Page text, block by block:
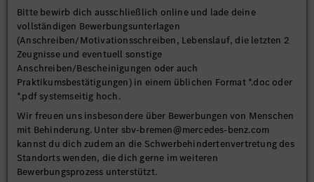
Bitte bewirb dich ausschließlich online und lade deine
vollständigen Bewerbungsunterlagen
(Anschreiben/Motivationsschreiben, Lebenslauf, die letzten 2
Zeugnisse und eventuell sonstige
Anschreiben/Bescheinigungen oder auch
Praktikumsbestätigungen) in einem üblichen Format *.doc oder
*.pdf systemseitig hoch.
Wir freuen uns insbesondere über Bewerbungen von Menschen
mit Behinderung. Unter sbv-bremen@mercedes-benz.com
kannst du dich zudem an die Schwerbehindertenvertretung des
Standorts wenden, die dich gerne im weiteren
Bewerbungsprozess unterstützt.